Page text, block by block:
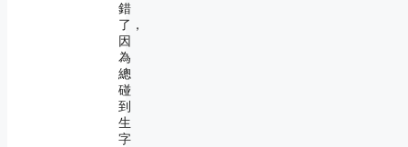
錯
了，
因
為
總
碰
到
生
字